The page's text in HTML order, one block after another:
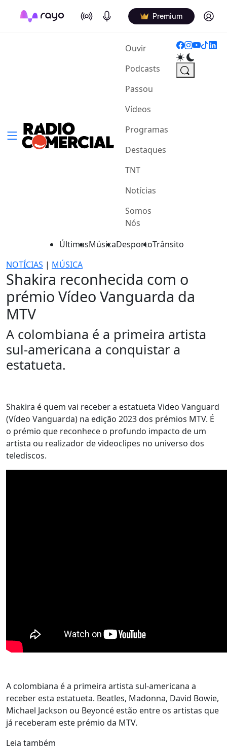
On Air Podcasts Premium Log in
Ouvir(current)
Podcasts
Passou
Vídeos
Programas
Destaques
TNT
Notícias
Somos
Nós
ÚltimasMúsicaDesportoTrânsito
NOTÍCIAS | MÚSICA
Shakira reconhecida com o
prémio Vídeo Vanguarda da
MTV
A colombiana é a primeira artista
sul-americana a conquistar a
estatueta.
Shakira é quem vai receber a estatueta Video Vanguard
(Vídeo Vanguarda) na edição 2023 dos prémios MTV. É
o prémio que reconhece o profundo impacto de um
artista ou realizador de videoclipes no universo dos
telediscos.
A colombiana é a primeira artista sul-americana a
receber esta estatueta. Beatles, Madonna, David Bowie,
Michael Jackson ou Beyoncé estão entre os artistas que
já receberam este prémio da MTV.
Leia também